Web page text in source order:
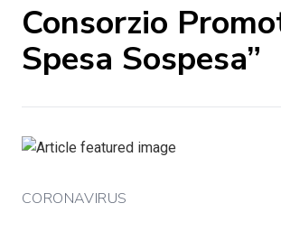
Consorzio
Spesa Sospesa”
CORONAVIRUS